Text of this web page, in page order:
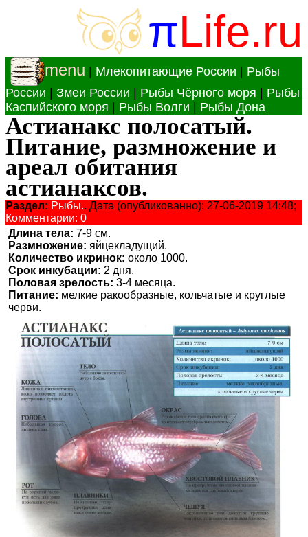
πLife.ru
menu Млекопитающие России
Рыбы
России
Змеи России Рыбы Чёрного моря
Рыбы
Каспийского моря
Рыбы Волги Рыбы Дона
Астианакс полосатый.
Питание, размножение и
ареал обитания
астианаксов.
Раздел: Рыбы.. Дата (опубликованно): 27-06-2019 14:48;
Комментарии: 0
Длина тела: 7-9 см.
Размножение: яйцекладущий.
Количество икринок: около 1000.
Срок инкубации: 2 дня.
Половая зрелость: 3-4 месяца.
Питание: мелкие ракообразные, кольчатые и круглые
черви.